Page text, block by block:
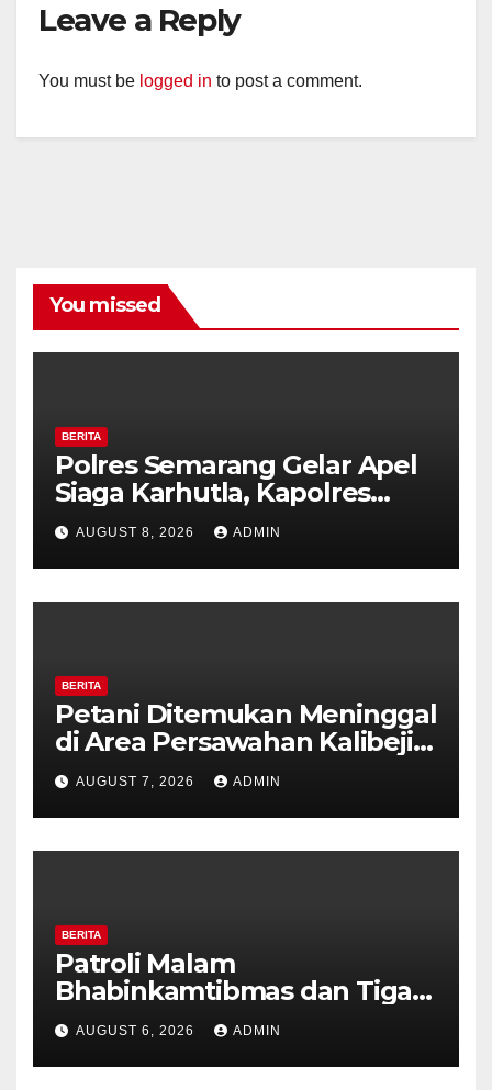
Leave a Reply
You must be logged in to post a comment.
You missed
BERITA
Polres Semarang Gelar Apel
Siaga Karhutla, Kapolres
Tekankan Sinergi dan
Kesiapsiagaan Hadapi Musim
Kemarau.
AUGUST 8, 2026 ADMIN
BERITA
Petani Ditemukan Meninggal
di Area Persawahan Kalibeji,
Polisi Pastikan Tidak Ada
Tanda Kekerasan
AUGUST 7, 2026 ADMIN
BERITA
Patroli Malam
Bhabinkamtibmas dan Tiga
Pilar Kelurahan Ungaran
Perkuat Kamtibmas, Warga
Diajak Aktifkan Ronda
AUGUST 6, 2026 ADMIN